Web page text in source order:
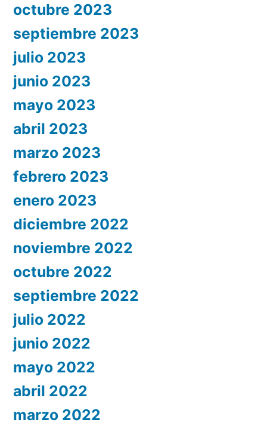
octubre 2023
septiembre 2023
julio 2023
junio 2023
mayo 2023
abril 2023
marzo 2023
febrero 2023
enero 2023
diciembre 2022
noviembre 2022
octubre 2022
septiembre 2022
julio 2022
junio 2022
mayo 2022
abril 2022
marzo 2022